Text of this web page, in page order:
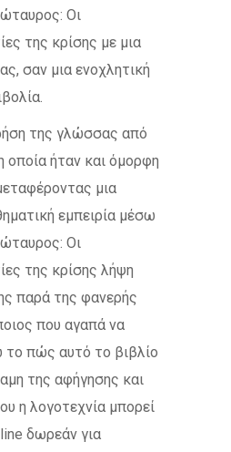
Οι
της κρίσης με μια
σαν μια ενοχλητική
της γλώσσας από
οποία ήταν και όμορφη
μια
εμπειρία μέσω
Οι
της κρίσης λήψη
παρά της φανερής
που αγαπά να
το πώς αυτό το βιβλίο
της αφήγησης και
η λογοτεχνία μπορεί
δωρεάν για